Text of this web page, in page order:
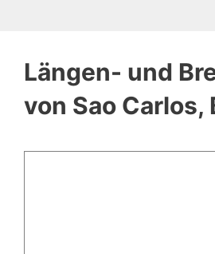
Längen- und
von Sao Carlos,